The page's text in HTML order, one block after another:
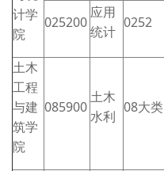
计学
院
025200
应用
统计
0252
土木
工程
与建
筑学
院
085900
土木
水利
08大类